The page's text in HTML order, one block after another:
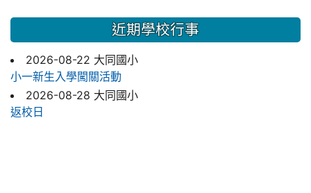
近期學校行事
2026-08-22 大同國小
小一新生入學闖關活動
2026-08-28 大同國小
返校日